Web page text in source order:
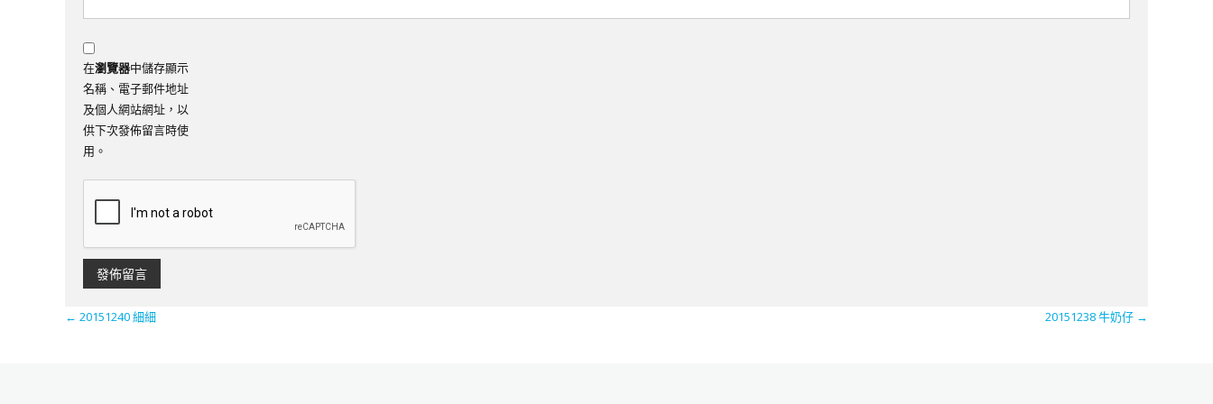
在瀏覽器中儲存顯示
名稱、電子郵件地址
及個人網站網址，以
供下次發佈留言時使
用。
← 20151240 細細 20151238 牛奶仔 →